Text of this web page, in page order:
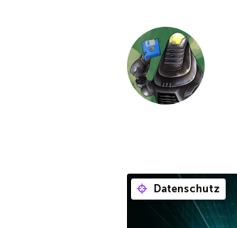
Datenschutz